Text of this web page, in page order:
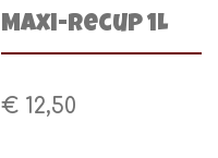
Maxi-Recup 1L
€ 12,50